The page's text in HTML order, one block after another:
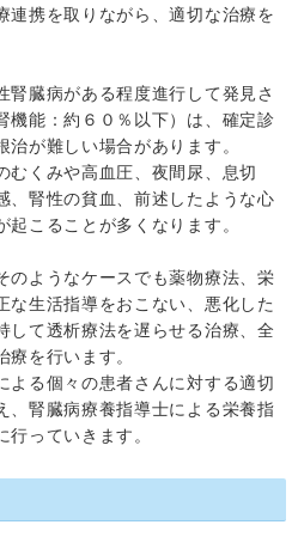
連携を取りながら、適切な治療を
腎臓病がある程度進行して発見さ
機能：約６０％以下）は、確定診
治が難しい場合があります。
むくみや高血圧、夜間尿、息切
、腎性の貧血、前述したような心
起こることが多くなります。
のようなケースでも薬物療法、栄
な生活指導をおこない、悪化した
して透析療法を遅らせる治療、全
療を行います。
よる個々の患者さんに対する適切
、腎臓病療養指導士による栄養指
行っていきます。